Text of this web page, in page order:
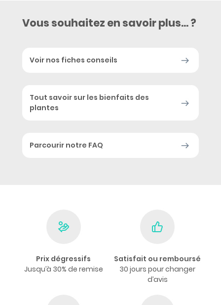
Vous souhaitez en savoir plus... ?
Voir nos fiches conseils
Tout savoir sur les bienfaits des
plantes
Parcourir notre FAQ
Prix dégressifs
Jusqu’à 30% de remise
Satisfait ou remboursé
30 jours pour changer
d’avis